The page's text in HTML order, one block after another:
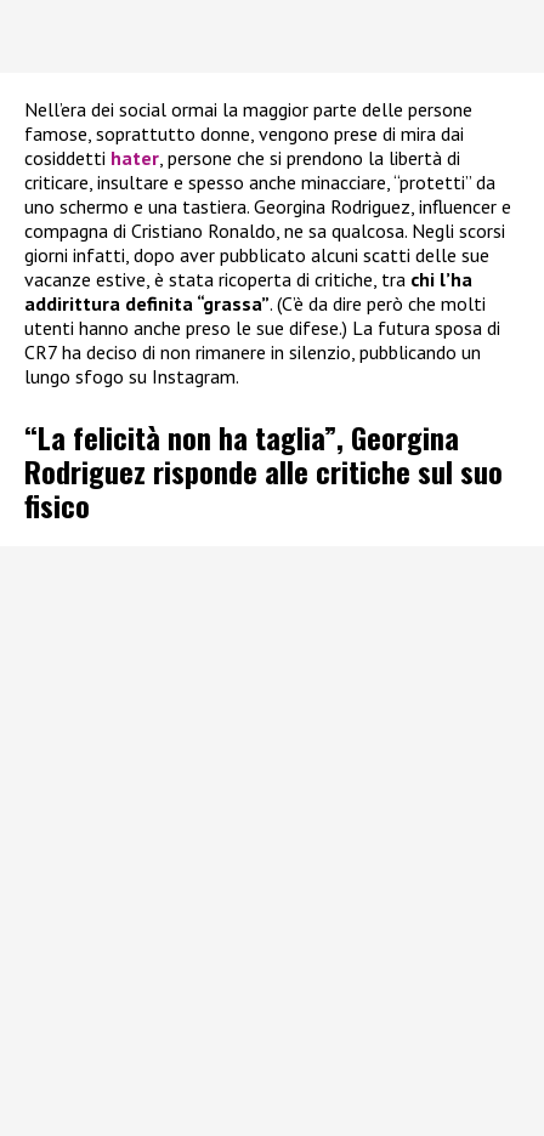
Nell’era dei social ormai la maggior parte delle persone
famose, soprattutto donne, vengono prese di mira dai
cosiddetti hater , persone che si prendono la libertà di
criticare, insultare e spesso anche minacciare, “protetti” da
uno schermo e una tastiera. Georgina Rodriguez, influencer e
compagna di Cristiano Ronaldo, ne sa qualcosa. Negli scorsi
giorni infatti, dopo aver pubblicato alcuni scatti delle sue
vacanze estive, è stata ricoperta di critiche, tra chi l’ha
addirittura definita “grassa”. (C’è da dire però che molti
utenti hanno anche preso le sue difese.) La futura sposa di
CR7 ha deciso di non rimanere in silenzio, pubblicando un
lungo sfogo su Instagram.
“La felicità non ha taglia”, Georgina
Rodriguez risponde alle critiche sul suo
fisico